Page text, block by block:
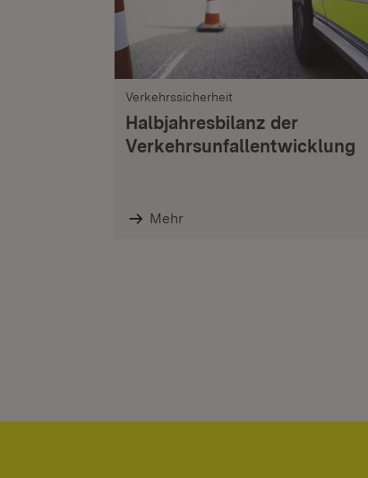
Verkehrssicherheit
Halbjahresbilanz der
Verkehrsunfallentwicklung
Mehr